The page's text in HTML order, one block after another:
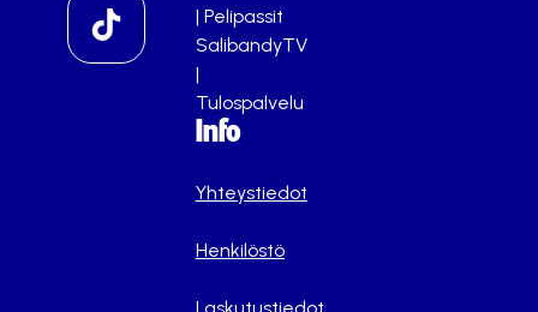
| Pelipassit
SalibandyTV
|
Tulospalvelu
Info
Yhteystiedot
Henkilöstö
Laskutustiedot